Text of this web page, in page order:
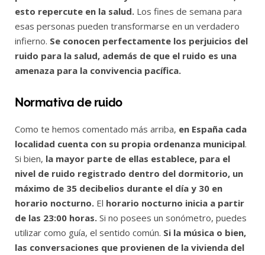
esto repercute en la salud. Los fines de semana para
esas personas pueden transformarse en un verdadero
infierno. Se conocen perfectamente los perjuicios del
ruido para la salud, además de que el ruido es una
amenaza para la convivencia pacífica.
Normativa de ruido
Como te hemos comentado más arriba, en España cada
localidad cuenta con su propia ordenanza municipal.
Si bien, la mayor parte de ellas establece, para el
nivel de ruido registrado dentro del dormitorio, un
máximo de 35 decibelios durante el día y 30 en
horario nocturno. El horario nocturno inicia a partir
de las 23:00 horas. Si no posees un sonómetro, puedes
utilizar como guía, el sentido común. Si la música o bien,
las conversaciones que provienen de la vivienda del